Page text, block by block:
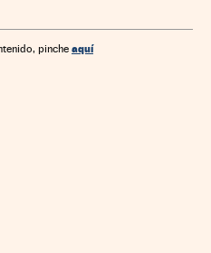
pinche aquí